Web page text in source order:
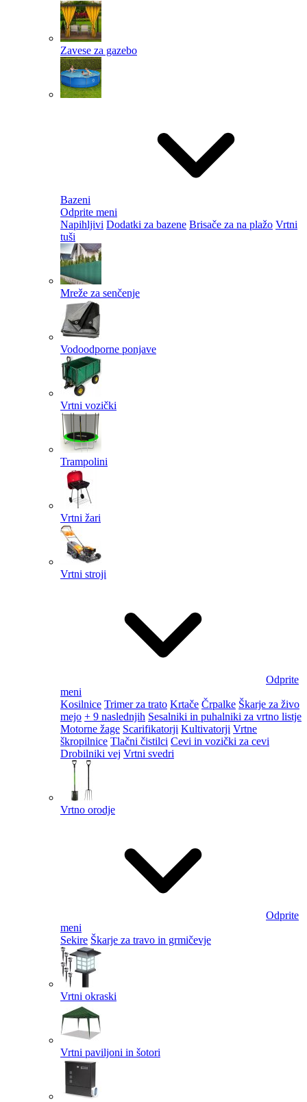
Zavese za gazebo
Bazeni
Odprite meni
Napihljivi Dodatki za bazene Brisače za na plažo Vrtni
tuši
Mreže za senčenje
Vodoodporne ponjave
Vrtni vozički
Trampolini
Vrtni žari
Vrtni stroji
Odprite
meni
Kosilnice Trimer za trato Krtače Črpalke Škarje za živo
mejo + 9 naslednjih Sesalniki in puhalniki za vrtno listje
Motorne žage Scarifikatorji Kultivatorji Vrtne
škropilnice Tlačni čistilci Cevi in vozički za cevi
Drobilniki vej Vrtni svedri
Vrtno orodje
Odprite
meni
Sekire Škarje za travo in grmičevje
Vrtni okraski
Vrtni paviljoni in šotori